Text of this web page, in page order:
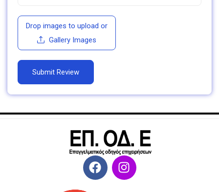
Drop images to upload or
Gallery Images